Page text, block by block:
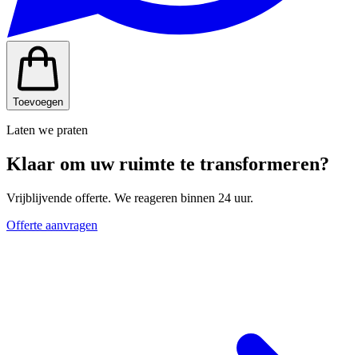
Toevoegen
Laten we praten
Klaar om uw ruimte te transformeren?
Vrijblijvende offerte. We reageren binnen 24 uur.
Offerte aanvragen